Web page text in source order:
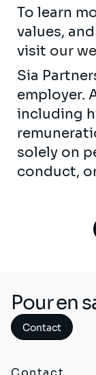
To learn
values,
visit our
Sia
employer.
including
solely on
conduct,
Pour en
Contact